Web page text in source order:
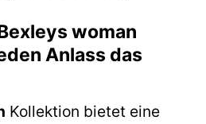
woman
Anlass das
Kollektion bietet eine